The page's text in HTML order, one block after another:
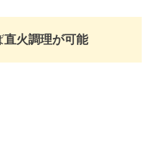
直火調理が可能